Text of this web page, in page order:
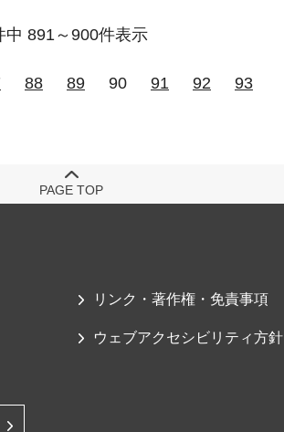
中 891～900件表示
88 89 90 91 92 93
PAGE TOP
リンク・著作権・免責事項
ウェブアクセシビリティ方針